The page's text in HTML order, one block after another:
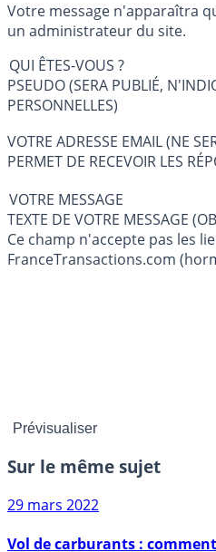
Votre message n'apparaîtra
un administrateur du site.
QUI ÊTES-VOUS ?
PSEUDO (SERA PUBLIÉ,
PERSONNELLES)
VOTRE ADRESSE EMAIL (NE
PERMET DE RECEVOIR LES
VOTRE MESSAGE
TEXTE
Ce champ n'accepte pas les
FranceTransactions.com
Sur le même sujet
29 mars 2022